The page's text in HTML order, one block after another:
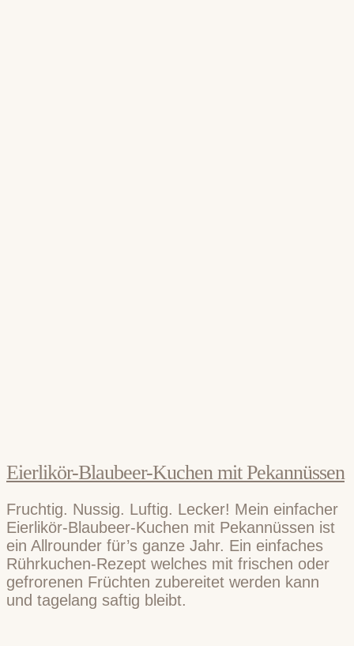
Eierlikör-Blaubeer-Kuchen mit Pekannüssen
Fruchtig. Nussig. Luftig. Lecker! Mein einfacher
Eierlikör-Blaubeer-Kuchen mit Pekannüssen ist
ein Allrounder für’s ganze Jahr. Ein einfaches
Rührkuchen-Rezept welches mit frischen oder
gefrorenen Früchten zubereitet werden kann
und tagelang saftig bleibt.